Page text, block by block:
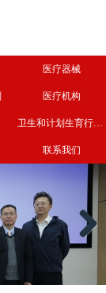
医疗器械
医疗机构
卫生和计划生育行政部门
联系我们
Next